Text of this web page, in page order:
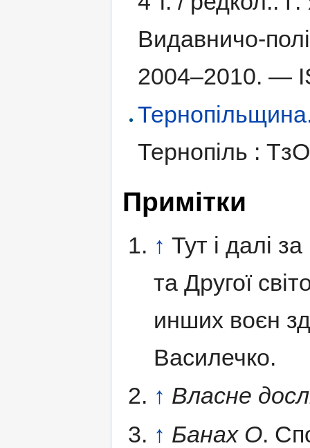
Видавничо-
2004–2010. —
Тернопільщина.
Тернопіль :
Примітки
↑ Тут і далі
та Другої
инших воєн
Василечко.
↑ Власне
↑ Банах О.